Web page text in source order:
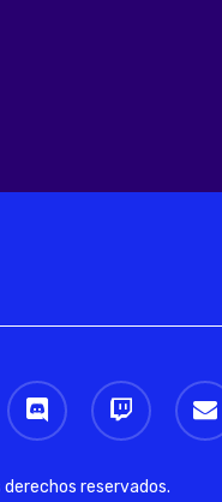
discord twitch email
reservados.